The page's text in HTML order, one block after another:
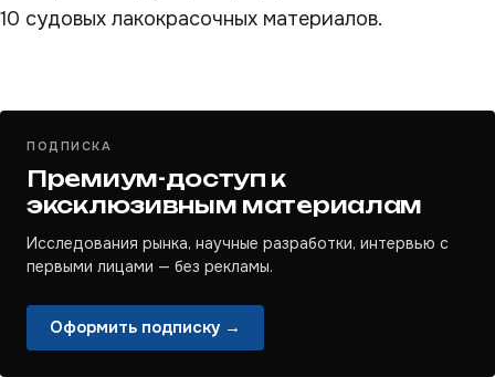
10 судовых лакокрасочных материалов.
ПОДПИСКА
Премиум-доступ к
эксклюзивным материалам
Исследования рынка, научные разработки, интервью с
первыми лицами — без рекламы.
Оформить подписку →